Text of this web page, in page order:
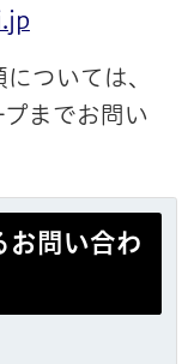
ついては、
までお問い
お問い合わ